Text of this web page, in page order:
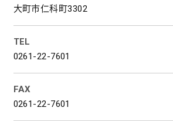
大町市仁科町3302
TEL
0261-22-7601
FAX
0261-22-7601